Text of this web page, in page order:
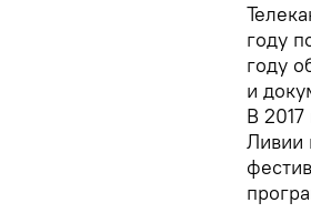
году
году
и
В
Ливии